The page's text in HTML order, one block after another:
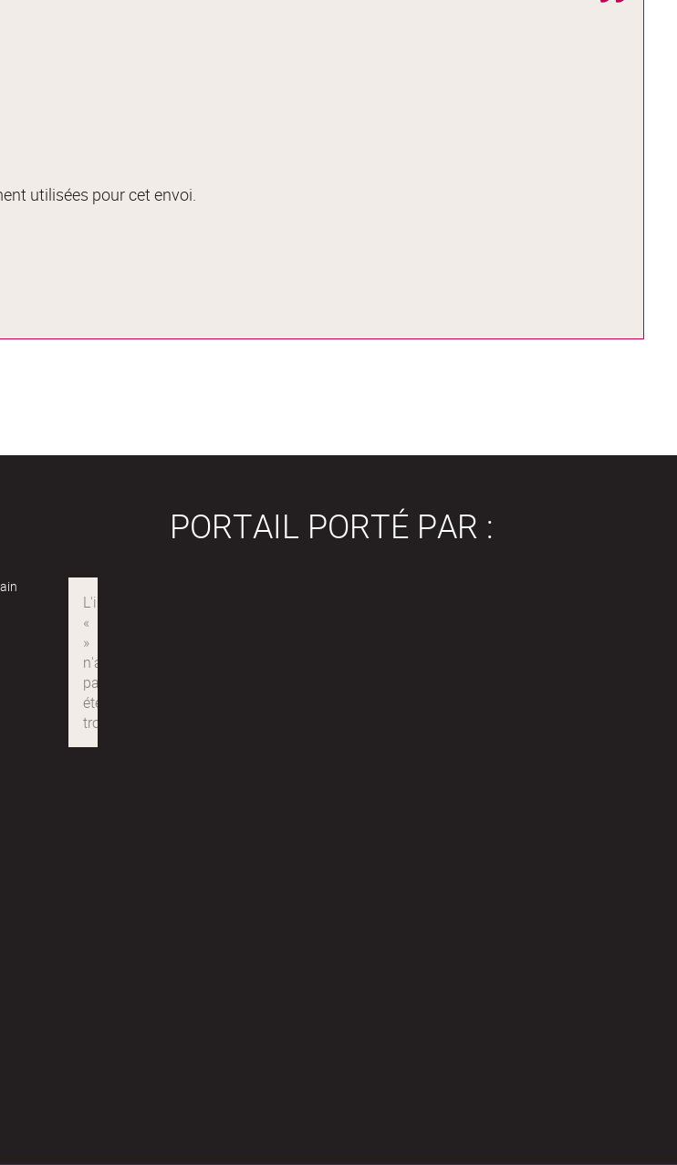
utilisées pour cet envoi.
PORTAIL PORTÉ PAR :